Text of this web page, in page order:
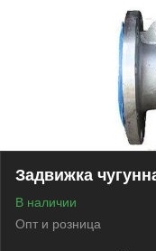
Задвижка
В наличии
Опт и розница